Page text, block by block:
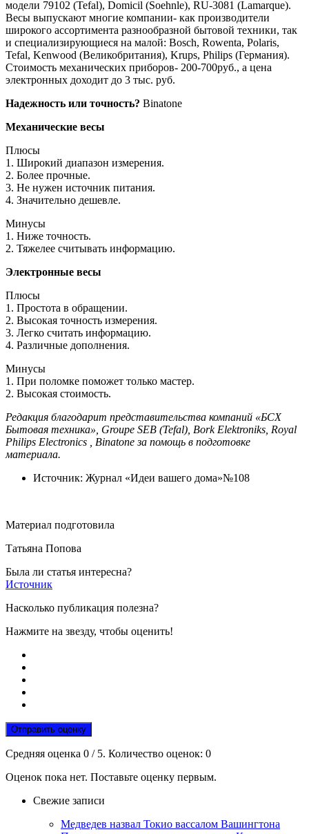
модели 79102 (Tefal), Domicil (Soehnle), RU-3081 (Lamarque).
Весы выпускают многие компании- как производители
широкого ассортимента разнообразной бытовой техники, так
и специализирующиеся на малой: Bosch, Rowenta, Polaris,
Tefal, Kenwood (Великобритания), Krups, Philips (Германия).
Стоимость механических приборов- 200-700руб., а цена
электронных доходит до 3 тыс. руб.
Надежность или точность? Binatone
Механические весы
Плюсы
1. Широкий диапазон измерения.
2. Более прочные.
3. Не нужен источник питания.
4. Значительно дешевле.
Минусы
1. Ниже точность.
2. Тяжелее считывать информацию.
Электронные весы
Плюсы
1. Простота в обращении.
2. Высокая точность измерения.
3. Легко считать информацию.
4. Различные дополнения.
Минусы
1. При поломке поможет только мастер.
2. Высокая стоимость.
Редакция благодарит представительства компаний «БСХ
Бытовая техника», Groupe SEB (Tefal), Bork Elektroniks, Royal
Philips Electronics , Binatone за помощь в подготовке
материала.
Источник: Журнал «Идеи вашего дома»№108
Материал подготовила
Татьяна Попова
Была ли статья интересна?
Источник
Насколько публикация полезна?
Нажмите на звезду, чтобы оценить!
Отправить оценку
Средняя оценка 0 / 5. Количество оценок: 0
Оценок пока нет. Поставьте оценку первым.
Свежие записи
Медведев назвал Токио вассалом Вашингтона